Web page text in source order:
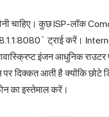
चाहिए। कुछ ISP-लॉक
ट्राई करें।
इंजन आधुनिक
दिक्कत आती है क्योंकि
का इस्तेमाल करें।